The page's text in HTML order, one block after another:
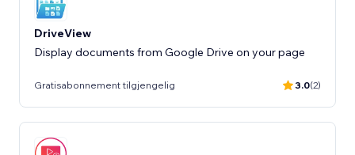
DriveView
Display documents from Google Drive on your page
Gratisabonnement tilgjengelig 3.0(2)